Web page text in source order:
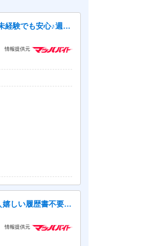
【未経験から高収入セラピストに】無資格でも応募OK！完全無料レッスンで未経験でも安心♪週1日～1時間～OK！好きな時間に働ける♪60分最大3510円★週20時間以上入店できる方大歓迎♪
情報提供元
【急募★時給2000円】未経験OKの軽作業♪土日祝休みでプライベート充実◎＼嬉しい履歴書不要＆即勤務◎／今だけの期間限定案件！駅から無料送迎バスあり♪
情報提供元